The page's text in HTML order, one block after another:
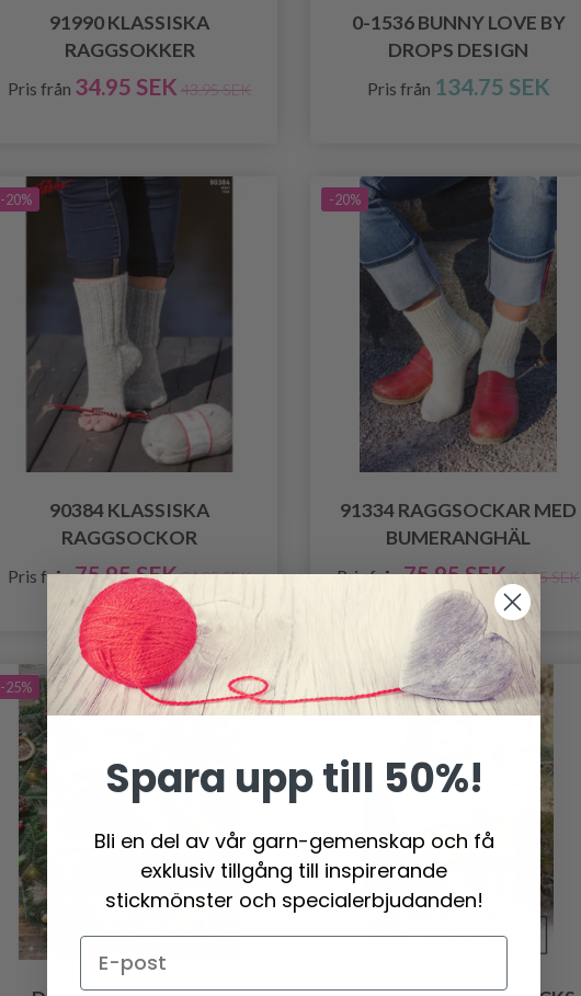
91990 KLASSISKA
RAGGSOKKER
Pris från 34.95 SEK 43.95 SEK
0-1536 BUNNY LOVE BY
DROPS DESIGN
Pris från 134.75 SEK
-20%
90384 KLASSISKA
RAGGSOCKOR
Pris från75.95 SEK94.95 SEK
-20%
91334 RAGGSOCKAR MED
BUMERANGHÄL
Pris från75.95 SEK94.95 SEK
-25%
Spara upp till 50%!
Bli en del av vår garn-gemenskap och få
exklusiv tillgång till inspirerande
stickmönster och specialerbjudanden!